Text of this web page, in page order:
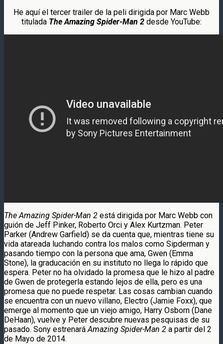
He aquí el tercer trailer de la peli dirigida por Marc Webb
titulada The Amazing Spider-Man 2 desde YouTube:
The Amazing Spider-Man 2 está dirigida por Marc Webb con
guión de Jeff Pinker, Roberto Orci y Alex Kurtzman. Peter
Parker (Andrew Garfield) se da cuenta que, mientras tiene su
vida atareada luchando contra los malos como Sipderman y
pasando tiempo con la persona que ama, Gwen (Emma
Stone), la graducación en su instituto no llega lo rápido que
espera. Peter no ha olvidado la promesa que le hizo al padre
de Gwen de protegerla estando lejos de ella, pero es una
promesa que no puede respetar. Las cosas cambian cuando
se encuentra con un nuevo villano, Electro (Jamie Foxx), que
emerge al momento que un viejo amigo, Harry Osborn (Dane
DeHaan), vuelve y Peter descubre nuevas pesquisas de su
pasado. Sony estrenaráAmazing Spider-Man 2 a partir del 2
de Mayo de 2014.